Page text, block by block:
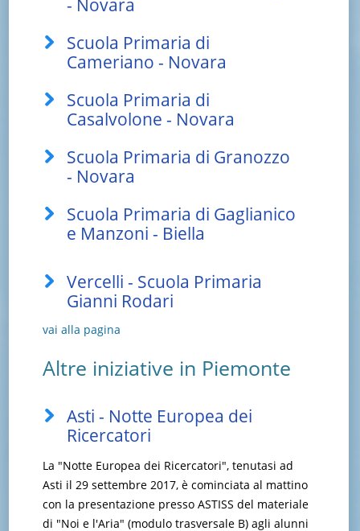
- Novara
Scuola Primaria di
Cameriano - Novara
Scuola Primaria di
Casalvolone - Novara
Scuola Primaria di Granozzo
- Novara
Scuola Primaria di Gaglianico
e Manzoni - Biella
Vercelli - Scuola Primaria
Gianni Rodari
vai alla pagina
Altre iniziative in Piemonte
Asti - Notte Europea dei
Ricercatori
La "Notte Europea dei Ricercatori", tenutasi ad
Asti il 29 settembre 2017, è cominciata al mattino
con la presentazione presso ASTISS del materiale
di "Noi e l'Aria" (modulo trasversale B) agli alunni